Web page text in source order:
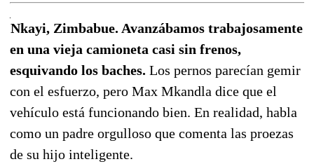
Nkayi, Zimbabue. Avanzábamos trabajosamente
en una vieja camioneta casi sin frenos,
esquivando los baches. Los pernos parecían gemir
con el esfuerzo, pero Max Mkandla dice que el
vehículo está funcionando bien. En realidad, habla
como un padre orgulloso que comenta las proezas
de su hijo inteligente.